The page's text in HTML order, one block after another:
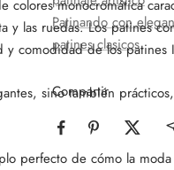
Patinando con
patines clasicos
Compartir
colores monocromática
y las ruedas. Los patines
y comodidad de los patines
sino también
perfecto de cómo la